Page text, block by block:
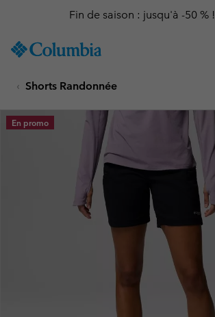
TO
SKIP
MAIN
NAV
Fin de saison : jusqu'à -50 % !
Shorts Randonnée
En promo